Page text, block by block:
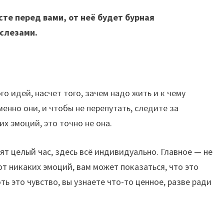
перед вами, от неё будет бурная
идей, насчет того, зачем надо жить и к чему
они, и чтобы не перепутать, следите за
эмоций, это точно не она.
целый час, здесь всё индивидуально. Главное — не
никаких эмоций, вам может показаться, что это
это чувство, вы узнаете что-то ценное, разве ради